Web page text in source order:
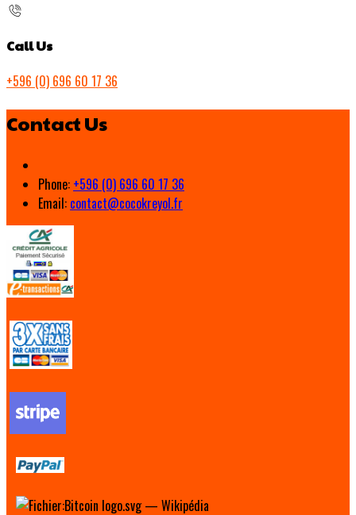
Call Us
+596 (0) 696 60 17 36
Contact Us
Phone: +596 (0) 696 60 17 36
Email: contact@cocokreyol.fr